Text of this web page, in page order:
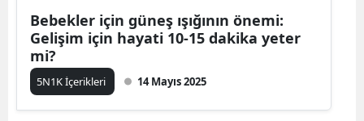
Bebekler için güneş ışığının önemi:
Gelişim için hayati 10-15 dakika yeter
mi?
5N1K İçerikleri 14 Mayıs 2025